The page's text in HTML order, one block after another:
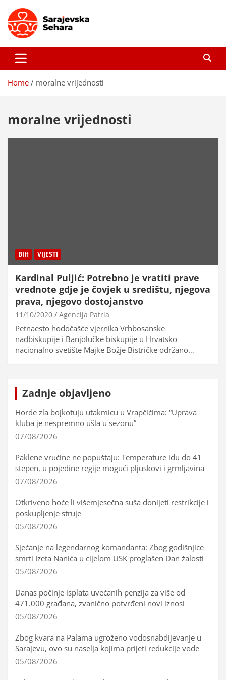
content
Sarajevska sehara
Home moralne vrijednosti
moralne vrijednosti
BIH VIJESTI
Kardinal Puljić: Potrebno je vratiti prave
vrednote gdje je čovjek u središtu, njegova
prava, njegovo dostojanstvo
11/10/2020 Agencija Patria
Petnaesto hodočašće vjernika Vrhbosanske
nadbiskupije i Banjolučke biskupije u Hrvatsko
nacionalno svetište Majke Božje Bistričke održano…
Zadnje objavljeno
Horde zla bojkotuju utakmicu u Vrapčićima: “Uprava
kluba je nespremno ušla u sezonu”
07/08/2026
Paklene vrućine ne popuštaju: Temperature idu do 41
stepen, u pojedine regije mogući pljuskovi i grmljavina
07/08/2026
Otkriveno hoće li višemjesečna suša donijeti restrikcije i
poskupljenje struje
05/08/2026
Sjećanje na legendarnog komandanta: Zbog godišnjice
smrti Izeta Nanića u cijelom USK proglašen Dan žalosti
05/08/2026
Danas počinje isplata uvećanih penzija za više od
471.000 građana, zvanično potvrđeni novi iznosi
05/08/2026
Zbog kvara na Palama ugroženo vodosnabdijevanje u
Sarajevu, ovo su naselja kojima prijeti redukcije vode
05/08/2026